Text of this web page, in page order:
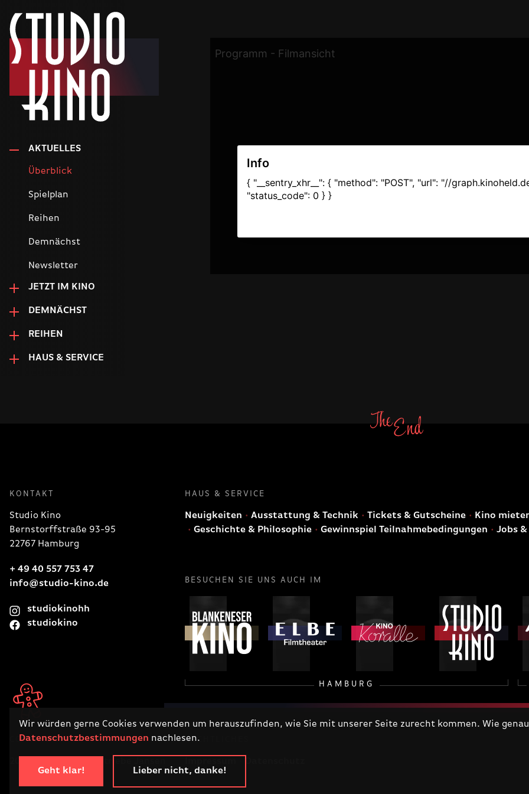
Wir würden gerne Cookies verwenden um herauszufinden, wie Sie mit unserer Seite zurecht kommen. Wie
Datenschutzbestimmungen nachlesen.
Geht klar! Lieber nicht, danke!
AKTUELLES
Überblick
Spielplan
Reihen
Demnächst
Newsletter
JETZT IM KINO
DEMNÄCHST
REIHEN
HAUS & SERVICE
KONTAKT
Studio Kino
Bernstorffstraße 93-95
22767 Hamburg
+ 49 40 557 753 47
info@studio-kino.de
studiokinohh
studiokino
HAUS & SERVICE
Neuigkeiten Ausstattung & Technik Tickets & Gutscheine
Kino
Geschichte & Philosophie
Gewinnspiel Teilnahmebedingungen Jobs
BESUCHEN SIE UNS AUCH IM
HAMBURG
RECHTLICHES
COPYRIGHT